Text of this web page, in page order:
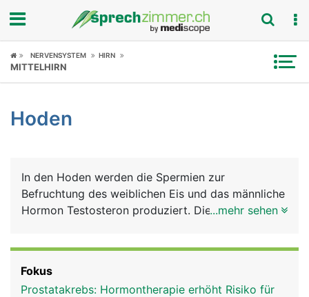
Fokus
Symptome
News
Rubriken
NERVENSYSTEM HIRN
MITTELHIRN
Hoden
In den Hoden werden die Spermien zur
Befruchtung des weiblichen Eis und das männliche
Hormon Testosteron produziert. Die Hoden liegen
...mehr sehen
Fokus
Prostatakrebs: Hormontherapie erhöht Risiko für